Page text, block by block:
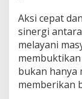
Aksi cepat
sinergi
melayani
bukan hanya
memberikan